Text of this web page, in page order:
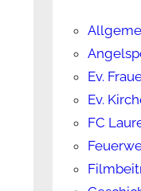
Ev.
Ev.
FC